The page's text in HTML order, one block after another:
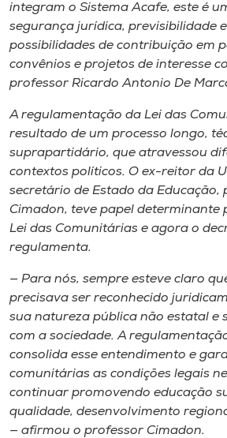
integram o Sistema Acafe, este é
segurança jurídica, previsibilidade
possibilidades de contribuição em
convênios e projetos de interesse
professor Ricardo Antonio De
A regulamentação da Lei das
resultado de um processo longo,
suprapartidário, que atravessou
contextos políticos. O ex-reitor da
secretário de Estado da Educação,
Cimadon, teve papel determinante
Lei das Comunitárias e agora o
regulamenta.
— Para nós, sempre esteve claro
precisava ser reconhecido
sua natureza pública não estatal e
com a sociedade. A
consolida esse entendimento e
comunitárias as condições legais
continuar promovendo educação
qualidade, desenvolvimento
— afirmou o professor Cimadon.